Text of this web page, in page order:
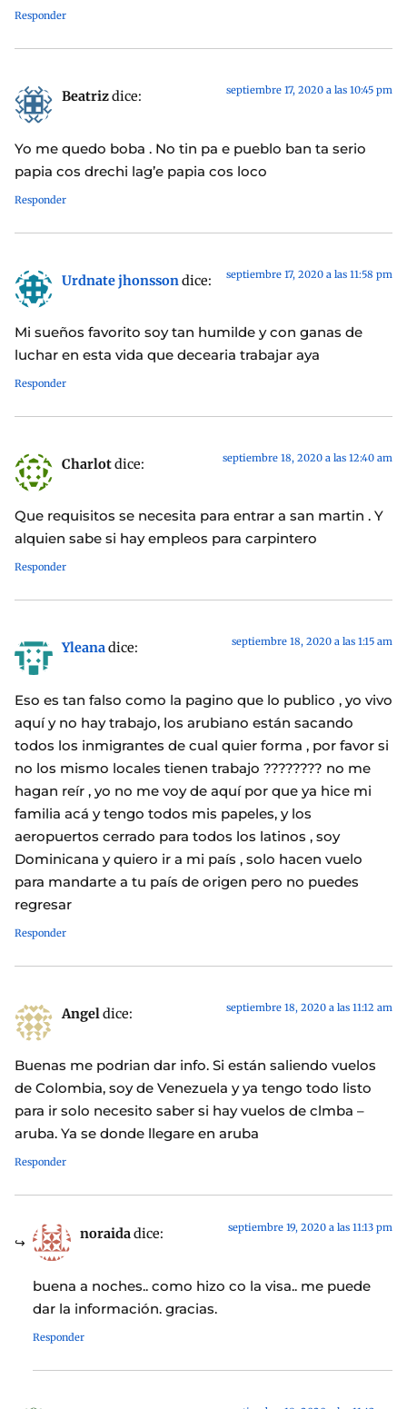
Responder
Beatrizdice: septiembre 17, 2020 a las 10:45 pm
Yo me quedo boba . No tin pa e pueblo ban ta serio
papia cos drechi lag’e papia cos loco
Responder
Urdnate jhonsson dice: septiembre 17, 2020 a las 11:58 pm
Mi sueños favorito soy tan humilde y con ganas de
luchar en esta vida que decearia trabajar aya
Responder
Charlotdice: septiembre 18, 2020 a las 12:40 am
Que requisitos se necesita para entrar a san martin . Y
alquien sabe si hay empleos para carpintero
Responder
Yleanadice: septiembre 18, 2020 a las 1:15 am
Eso es tan falso como la pagino que lo publico , yo vivo
aquí y no hay trabajo, los arubiano están sacando
todos los inmigrantes de cual quier forma , por favor si
no los mismo locales tienen trabajo ???????? no me
hagan reír , yo no me voy de aquí por que ya hice mi
familia acá y tengo todos mis papeles, y los
aeropuertos cerrado para todos los latinos , soy
Dominicana y quiero ir a mi país , solo hacen vuelo
para mandarte a tu país de origen pero no puedes
regresar
Responder
Angeldice: septiembre 18, 2020 a las 11:12 am
Buenas me podrian dar info. Si están saliendo vuelos
de Colombia, soy de Venezuela y ya tengo todo listo
para ir solo necesito saber si hay vuelos de clmba –
aruba. Ya se donde llegare en aruba
Responder
noraidadice: septiembre 19, 2020 a las 11:13 pm
buena a noches.. como hizo co la visa.. me puede
dar la información. gracias.
Responder